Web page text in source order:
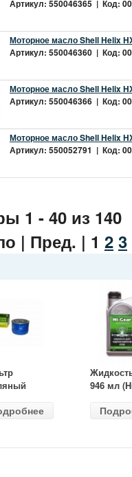
Артикул: 550046365 | Код:
Моторное масло Shell Helix
Артикул: 550046360 | Код:
Моторное масло Shell Helix
Артикул: 550046366 | Код:
Моторное масло Shell Helix
Артикул: 550052791 | Код:
1 - 40 из 140
| Пред. | 1 2 3
W
946 мл